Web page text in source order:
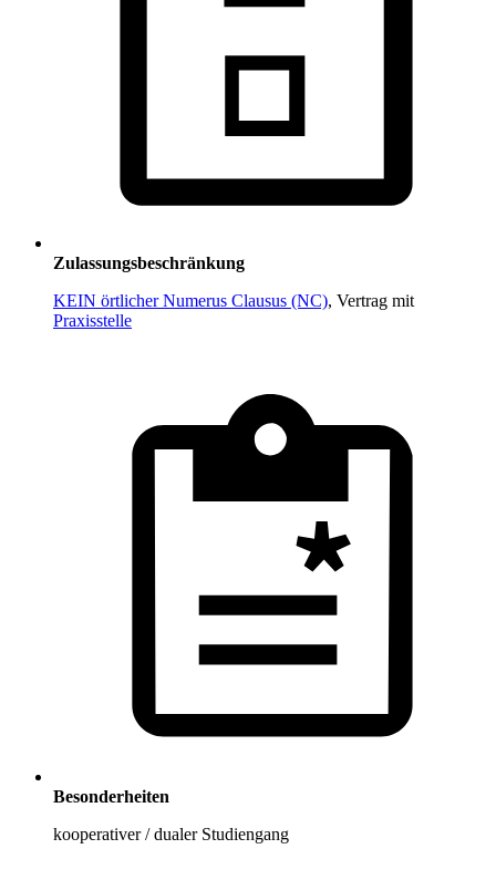
Zulassungsbeschränkung
KEIN örtlicher Numerus Clausus (NC), Vertrag mit
Praxisstelle
Besonderheiten
kooperativer / dualer Studiengang